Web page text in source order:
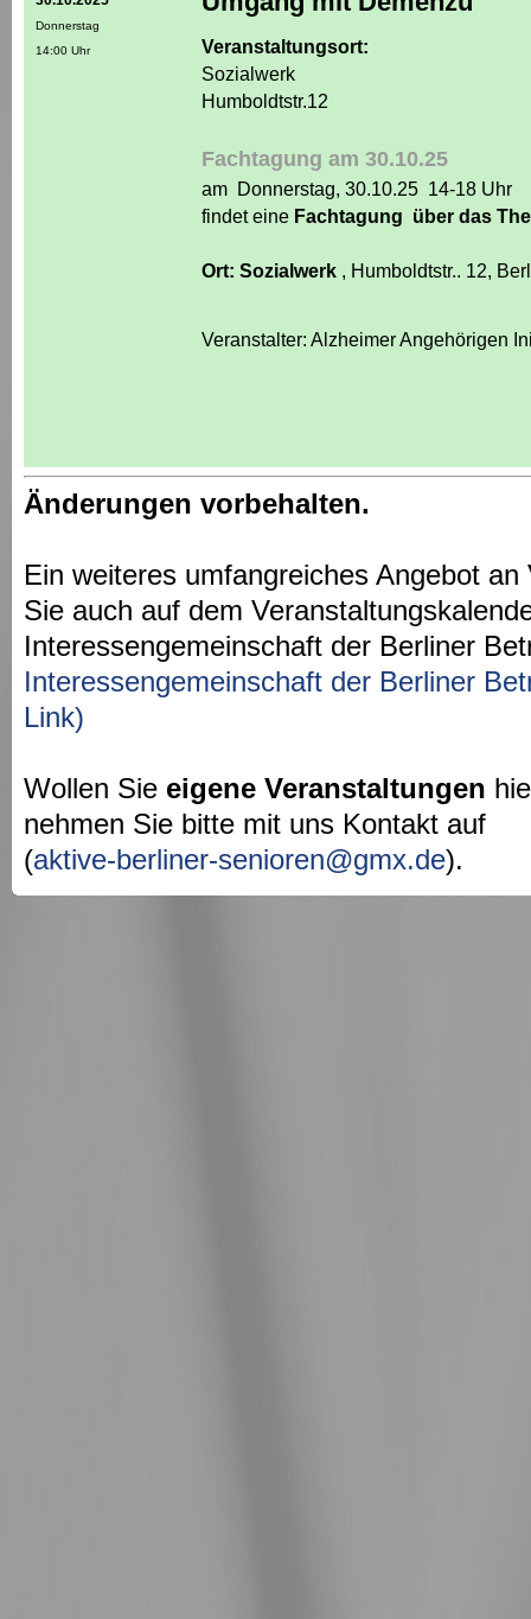
Donnerstag
14:00 Uhr
Veranstaltungsort:
Sozialwerk
Humboldtstr.12
Fachtagung am 30.10.25
am Donnerstag, 30.10.25 14-18 Uhr
findet eine Fachtagung über das
Ort: Sozialwerk , Humboldtstr.. 12,
Veranstalter: Alzheimer Angehörigen
Änderungen vorbehalten.
Ein weiteres umfangreiches Angebot
Sie auch auf dem
Interessengemeinschaft der Berliner
Interessengemeinschaft der Berliner
Link)
Wollen Sie eigene Veranstaltungen
nehmen Sie bitte mit uns Kontakt auf
(aktive-berliner-senioren@gmx.de).